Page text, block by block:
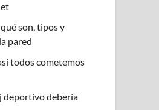
son, tipos y
pared
todos cometemos
deportivo debería